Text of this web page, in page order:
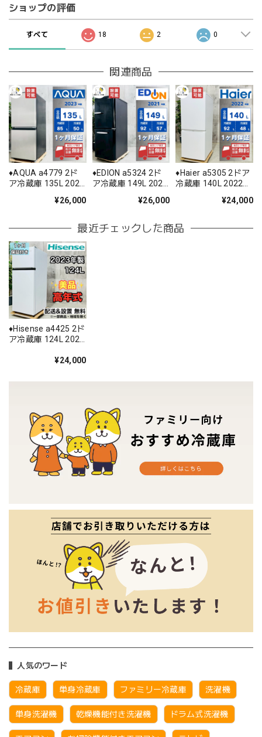
人気のワード
冷蔵庫 単身冷蔵庫 ファミリー冷蔵庫 洗濯機
単身洗濯機 乾燥機能付き洗濯機 ドラム式洗濯機
ショップの評価
すべて 18 2 0
関連商品
♦️AQUA a4779 2ド
ア冷蔵庫 135L 2023
¥26,000
♦️EDION a5324 2ド
ア冷蔵庫 149L 2021
¥26,000
♦️Haier a5305 2ドア
冷蔵庫 140L 2022年
¥24,000
最近チェックした商品
♦️Hisense a4425 2ド
ア冷蔵庫 124L 2023
¥24,000